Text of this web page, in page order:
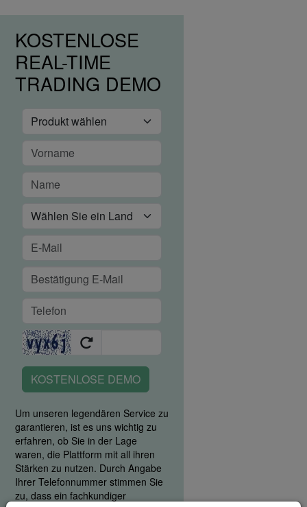
KOSTENLOSE
REAL-TIME
TRADING DEMO
KOSTENLOSE DEMO
Um unseren legendären Service zu
garantieren, ist es uns wichtig zu
erfahren, ob Sie in der Lage
waren, die Plattform mit all ihren
Stärken zu nutzen. Durch Angabe
Ihrer Telefonnummer stimmen Sie
zu, dass ein fachkundiger